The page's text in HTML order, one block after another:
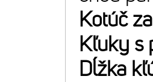
Kotúč
Kľuky s
Dĺžka